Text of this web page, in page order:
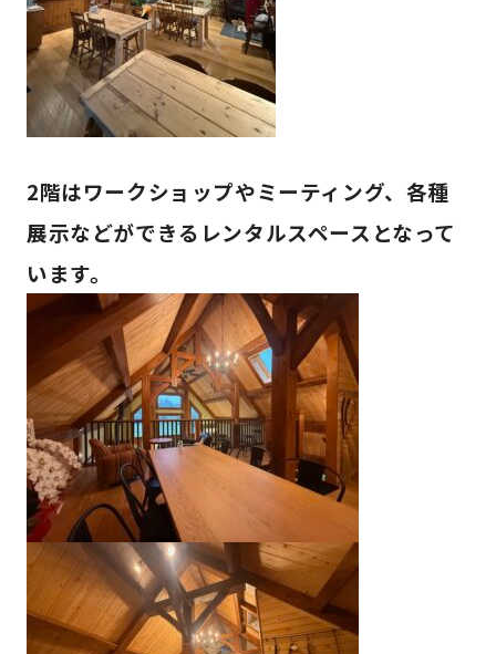
2階はワークショップやミーティング、各種
展示などができるレンタルスペースとなって
います。